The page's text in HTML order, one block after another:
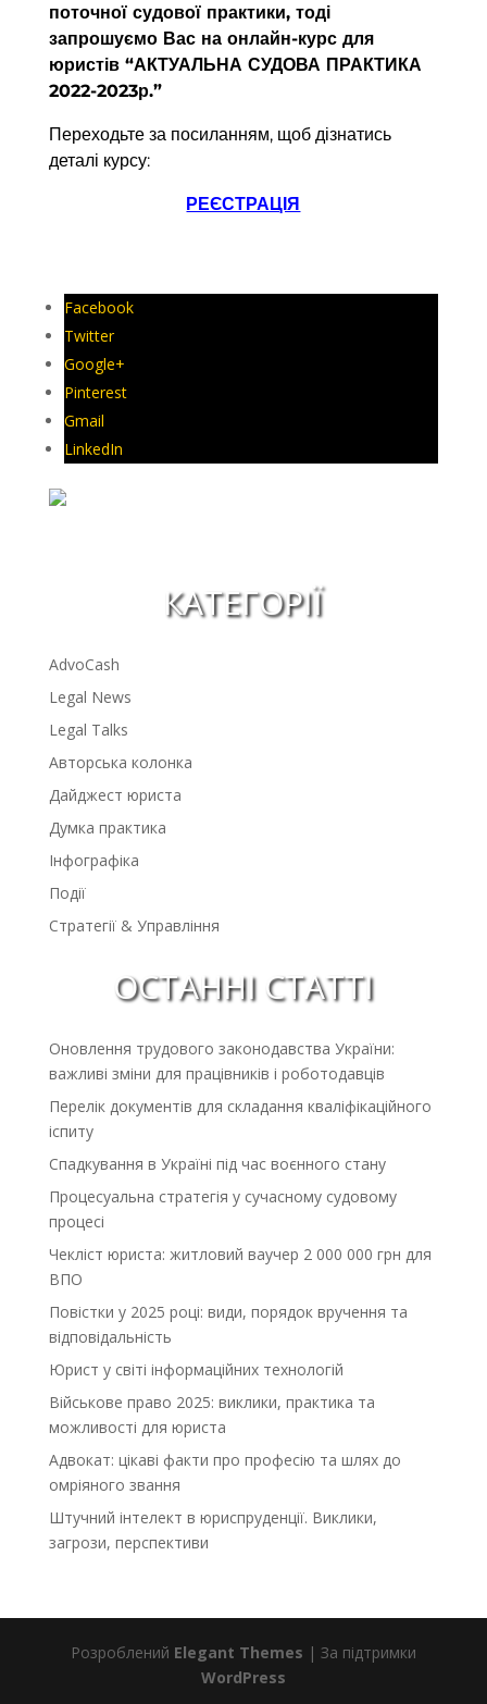
поточної судової практики, тоді
запрошуємо Вас на онлайн-курс для
юристів “АКТУАЛЬНА СУДОВА ПРАКТИКА
2022-2023р.”
Переходьте за посиланням, щоб дізнатись
деталі курсу:
РЕЄСТРАЦІЯ
Facebook
Twitter
Google+
Pinterest
Gmail
LinkedIn
КАТЕГОРІЇ
AdvoCash
Legal News
Legal Talks
Авторська колонка
Дайджест юриста
Думка практика
Інфографіка
Події
Стратегії & Управління
ОСТАННІ СТАТТІ
Оновлення трудового законодавства України:
важливі зміни для працівників і роботодавців
Перелік документів для складання кваліфікаційного
іспиту
Спадкування в Україні під час воєнного стану
Процесуальна стратегія у сучасному судовому
процесі
Чекліст юриста: житловий ваучер 2 000 000 грн для
ВПО
Повістки у 2025 році: види, порядок вручення та
відповідальність
Юрист у світі інформаційних технологій
Військове право 2025: виклики, практика та
можливості для юриста
Адвокат: цікаві факти про професію та шлях до
омріяного звання
Штучний інтелект в юриспруденції. Виклики,
загрози, перспективи
Розроблений Elegant Themes | За підтримки
WordPress